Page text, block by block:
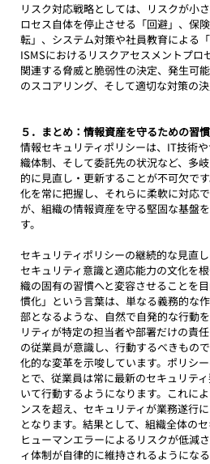
リスク対応戦略としては、リスクが小
ロセス自体を停止させる「回避」、保
転」、システム対策や社員教育による
ISMSにおけるリスクアセスメントプロ
関連する脅威と脆弱性の決定、発生可
のスコアリング、そして適切な対策の
５．まとめ：情報資産を守るための習
情報セキュリティポリシーは、IT技術
織体制、そして委託先の状況など、多
的に見直し・更新することが不可欠で
化を常に把握し、それらに柔軟に対応
が、組織の情報資産を守る堅固な基盤
す。
セキュリティポリシーの継続的な見直
セキュリティ意識と適応能力の文化を
織の固有の習慣へと変容させることを
慣化」という言葉は、単なる義務的な
部となるような、自然で自発的な行動
リティが特定の担当者や部署だけの責
の従業員が意識し、行動するべきもの
化的な変革を示唆しています。ポリシ
とで、従業員は常に最新のセキュリテ
いて行動するようになります。これに
ンスを超え、セキュリティが業務遂行
となります。結果として、組織全体の
ヒューマンエラーによるリスクが低減
ィ体制が自律的に維持されるようになる